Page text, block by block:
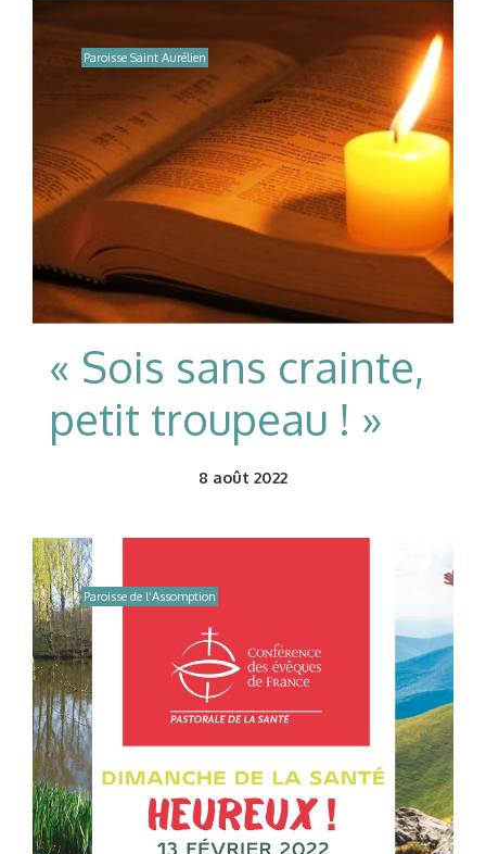
Paroisse Saint Aurélien
« Sois sans crainte,
petit troupeau ! »
8 août 2022
Paroisse de l'Assomption